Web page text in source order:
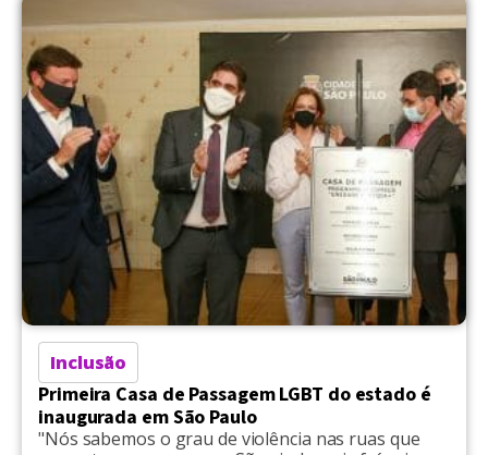
Inclusão
Primeira Casa de Passagem LGBT do estado é
inaugurada em São Paulo
"Nós sabemos o grau de violência nas ruas que